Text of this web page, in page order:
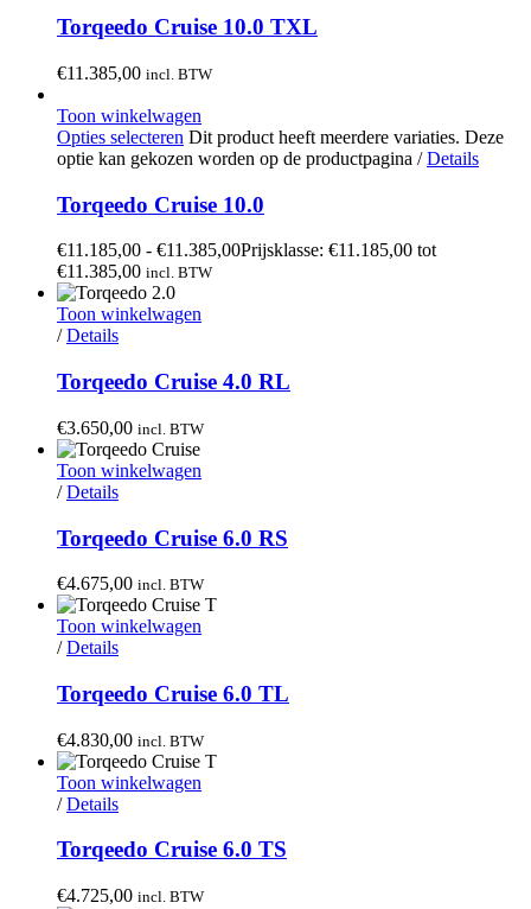
Torqeedo Cruise 10.0 TXL
€11.385,00 incl. BTW
Toon winkelwagen
Opties selecteren Dit product heeft meerdere variaties. Deze
optie kan gekozen worden op de productpagina / Details
Torqeedo Cruise 10.0
€11.185,00 - €11.385,00Prijsklasse: €11.185,00 tot
€11.385,00 incl. BTW
Toon winkelwagen
/ Details
Torqeedo Cruise 4.0 RL
€3.650,00 incl. BTW
Toon winkelwagen
/ Details
Torqeedo Cruise 6.0 RS
€4.675,00 incl. BTW
Toon winkelwagen
/ Details
Torqeedo Cruise 6.0 TL
€4.830,00 incl. BTW
Toon winkelwagen
/ Details
Torqeedo Cruise 6.0 TS
€4.725,00 incl. BTW